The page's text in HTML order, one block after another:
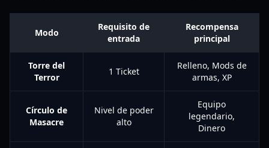
Modo
Requisito de
entrada
Recompensa
principal
Torre del
Terror
1 Ticket
Relleno, Mods de
armas, XP
Círculo de
Masacre
Nivel de poder
alto
Equipo
legendario,
Dinero